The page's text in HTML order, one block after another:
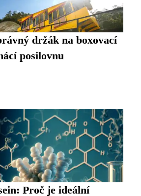
držák na boxovací
posilovnu
Proč je ideální